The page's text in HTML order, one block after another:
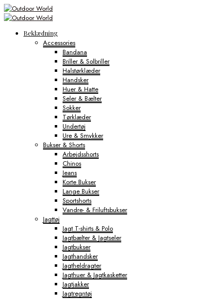
Beklædning
Accessories
Bandana
Briller & Solbriller
Halstørklæder
Handsker
Huer & Hatte
Seler & Bælter
Sokker
Tørklæder
Undertøj
Ure & Smykker
Bukser & Shorts
Arbejdsshorts
Chinos
Jeans
Korte Bukser
Lange Bukser
Sportshorts
Vandre- & Friluftsbukser
Jagttøj
Jagt T-shirts & Polo
Jagtbælter & Jagtseler
Jagtbukser
Jagthandsker
Jagtheldragter
Jagthuer & Jagtkasketter
Jagtjakker
Jagtregntøj